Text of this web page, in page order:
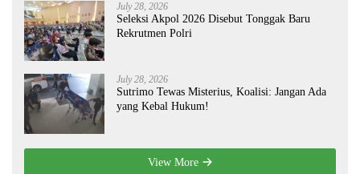
July 28, 2026
Seleksi Akpol 2026 Disebut Tonggak Baru
Rekrutmen Polri
July 28, 2026
Sutrimo Tewas Misterius, Koalisi: Jangan Ada
yang Kebal Hukum!
View More